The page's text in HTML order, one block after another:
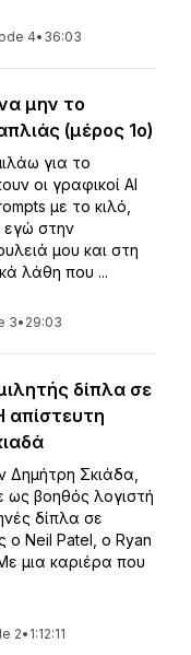
4• 36:03
μην το
(μέρος 1ο)
για το
οι γραφικοί AI
με το κιλό,
στην
μου και στη
λάθη που ...
3• 29:03
δίπλα σε
απίστευτη
Δημήτρη Σκιάδα,
ως βοηθός λογιστή
δίπλα σε
ο Neil Patel, o Ryan
μια καριέρα που
2• 1:12:11